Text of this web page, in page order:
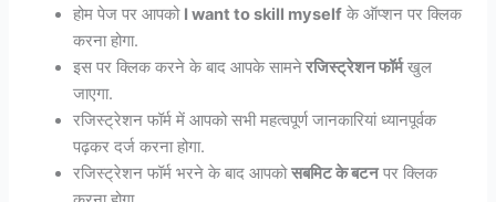
होम पेज पर आपको ‌ I want to skill myself के ऑप्शन पर क्लिक
करना होगा.
इस पर क्लिक करने के बाद आपके सामनेरजिस्ट्रेशन फॉर्मखुल
जाएगा.
रजिस्ट्रेशन फॉर्म में आपको सभी महत्वपूर्ण जानकारियां ध्यानपूर्वक
पढ़कर दर्ज करना होगा.
रजिस्ट्रेशन फॉर्म भरने के बाद आपकोसबमिट के बटनपर क्लिक